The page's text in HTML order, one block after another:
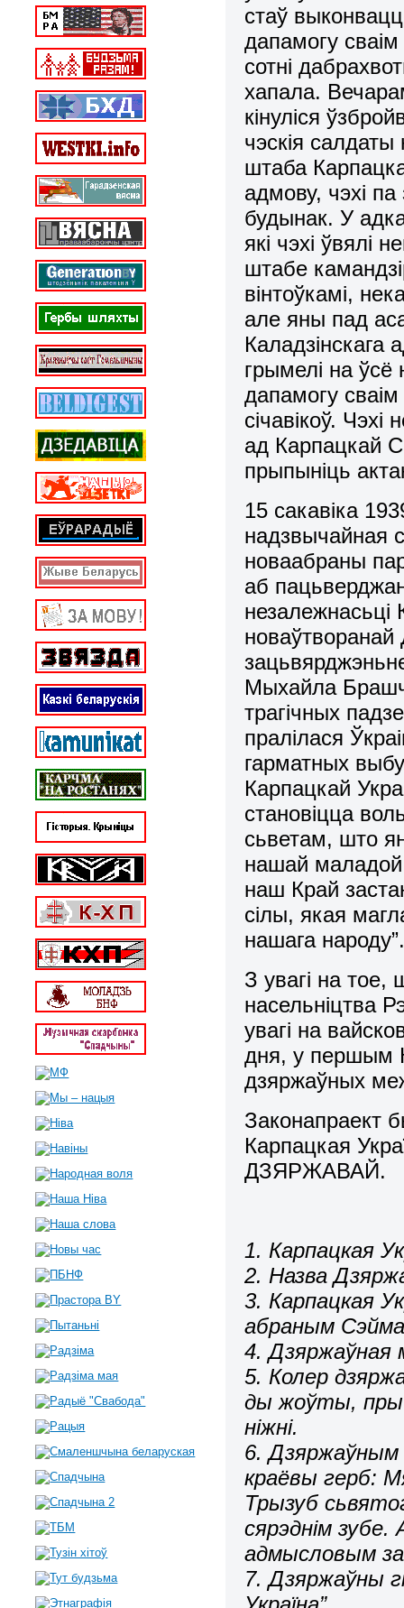
стаў
дапамогу
сотні
хапала.
кінуліся
чэскія
штаба
адмову, чэхі па
будынак. У
які чэхі ўвялі
штабе
вінтоўкамі,
але яны пад
Каладзінскага
грымелі на ўсё
дапамогу
січавікоў.
ад Карпацкай
прыпыніць
15 сакавіка
надзвычайная
новаабраны
аб
Мыхайла
трагічных
пралілася
гарматных
Карпацкай
становіцца
сьветам, што
нашай
наш Край
сілы, якая
нашага
З увагі на тое,
насельніцтва
увагі на
дня, у першым
дзяржаўных
Законапраект
Карпацкая
ДЗЯРЖАВАЙ.
1. Карпацкая
2. Назва
3. Карпацкая
абраным
4. Дзяржаўная
5. Колер
ды жоўты, пры
ніжні.
6. Дзяржаўным
краёвы герб:
Трызуб
сярэднім
адмысловым
7. Дзяржаўны